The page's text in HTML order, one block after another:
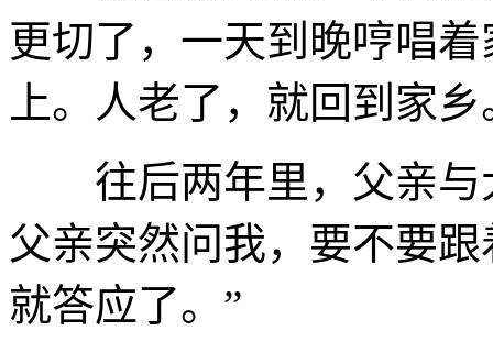
更切了，一天到晚哼唱
上。人老了，就回到家乡
往后两年里，父亲与
父亲突然问我，要不要
就答应了。”